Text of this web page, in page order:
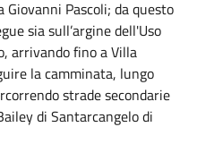
Pascoli; da questo
sia sull’argine dell'Uso
arrivando fino a Villa
la camminata, lungo
strade secondarie
di Santarcangelo di